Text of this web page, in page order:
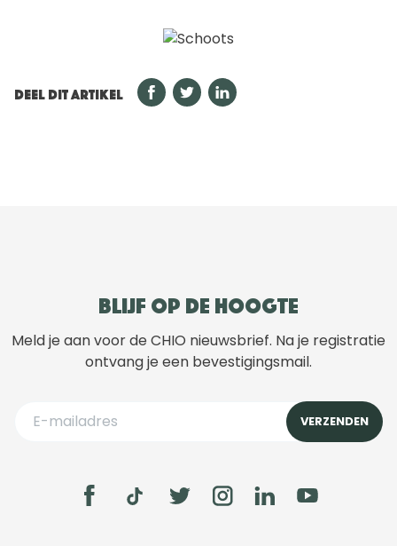
DEEL DIT ARTIKEL
Blijf op de hoogte
Meld je aan voor de CHIO nieuwsbrief. Na je registratie
ontvang je een bevestigingsmail.